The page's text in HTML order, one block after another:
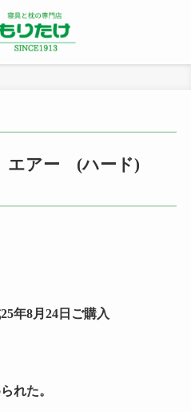
エアー (ハード)
8月24日ご購入
れた。